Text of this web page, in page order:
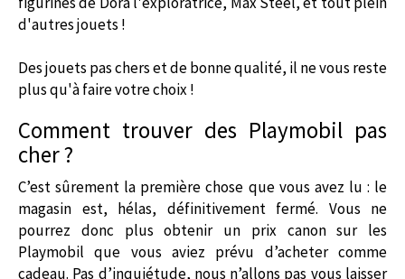
d'autres jouets !
Des jouets pas chers et de bonne qualité, il ne vous reste
plus qu'à faire votre choix !
Comment trouver des Playmobil pas
cher ?
C’est sûrement la première chose que vous avez lu : le
magasin est, hélas, définitivement fermé. Vous ne
pourrez donc plus obtenir un prix canon sur les
Playmobil que vous aviez prévu d’acheter comme
cadeau. Pas d’inquiétude, nous n’allons pas vous laisser